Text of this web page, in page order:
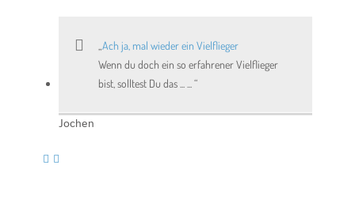
Ach ja, mal wieder ein Vielflieger
Wenn du doch ein so erfahrener Vielflieger
bist, solltest Du das ... ...
Jochen